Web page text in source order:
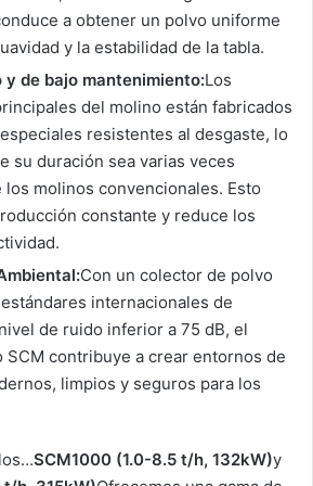
a obtener un polvo uniforme
y la estabilidad de la tabla.
y de bajo mantenimiento:Los
del molino están fabricados
resistentes al desgaste, lo
su duración sea varias veces
los molinos convencionales. Esto
constante y reduce los
Con un colector de polvo
internacionales de
de ruido inferior a 75 dB, el
SCM contribuye a crear entornos de
limpios y seguros para los
SCM1000 (1.0-8.5 t/h, 132kW)y